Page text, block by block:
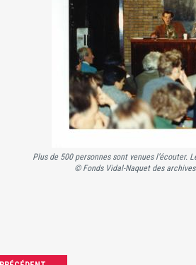
Plus de 500 personnes sont venues l’écouter.
© Fonds Vidal-Naquet des